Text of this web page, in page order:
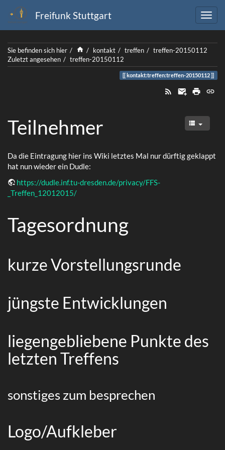
Freifunk Stuttgart
Sie befinden sich hier Homekontakt treffen
treffen-20150112
Zuletzt angesehen
treffen-20150112
kontakt:treffen:treffen-20150112
Teilnehmer
Da die Eintragung hier ins Wiki letztes Mal nur dürftig geklappt
hat nun wieder ein Dudle:
https://dudle.inf.tu-dresden.de/privacy/FFS-
_Treffen_12012015/
Tagesordnung
kurze Vorstellungsrunde
jüngste Entwicklungen
liegengebliebene Punkte des
letzten Treffens
sonstiges zum besprechen
Logo/Aufkleber